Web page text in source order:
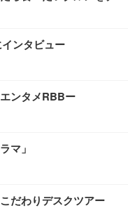
ンタビュー
ンタメRBBー
マ」
だわりデスクツアー